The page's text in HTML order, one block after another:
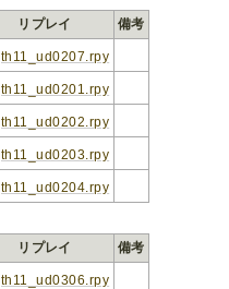
リプレイ
備考
th11_ud0207.rpy
th11_ud0201.rpy
th11_ud0202.rpy
th11_ud0203.rpy
th11_ud0204.rpy
リプレイ
備考
th11_ud0306.rpy